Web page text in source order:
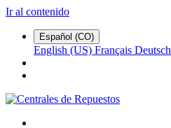
Ir al contenido
Español (CO)
English (US) Français Deutsch